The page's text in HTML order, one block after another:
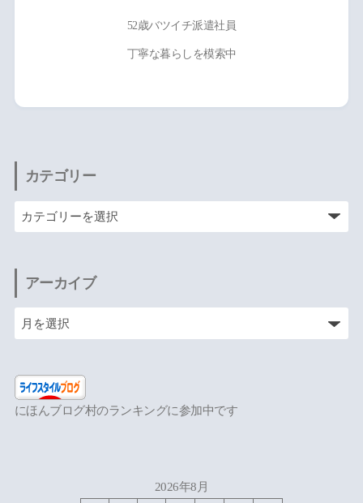
52歳バツイチ派遣社員
丁寧な暮らしを模索中
カテゴリー
アーカイブ
にほんブログ村のランキングに参加中です
2026年8月